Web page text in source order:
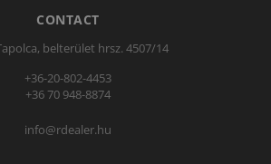
CONTACT
belterület hrsz. 4507/14
+36-20-802-4453
+36 70 948-8874
info@rdealer.hu